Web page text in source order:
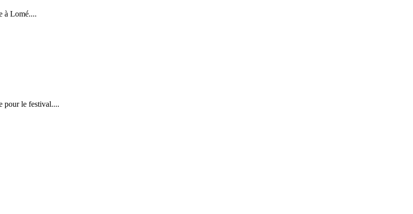
à Lomé....
pour le festival....